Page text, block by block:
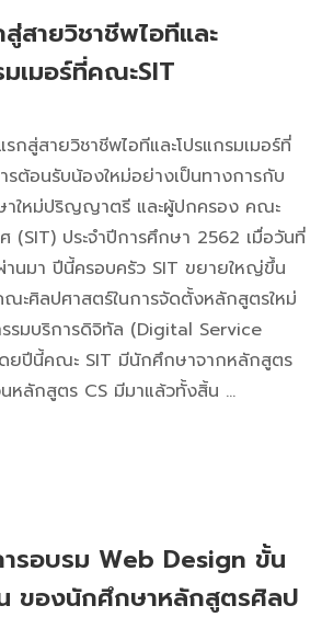
สายวิชาชีพไอทีและ
เมอร์ที่คณะSIT
กสู่สายวิชาชีพไอทีและโปรแกรมเมอร์ที่
บน้องใหม่อย่างเป็นทางการกับ
าใหม่ปริญญาตรี และผู้ปกครอง คณะ
(SIT) ประจำปีการศึกษา 2562 เมื่อวันที่
นมา ปีนี้ครอบครัว SIT ขยายใหญ่ขึ้น
ะศิลปศาสตร์ในการจัดตั้งหลักสูตรใหม่
รมบริการดิจิทัล (Digital Service
ยปีนี้คณะ SIT มีนักศึกษาจากหลักสูตร
หลักสูตร CS มีมาแล้วทั้งสิ้น …
รอบรม Web Design ขั้น
ของนักศึกษาหลักสูตรศิลป